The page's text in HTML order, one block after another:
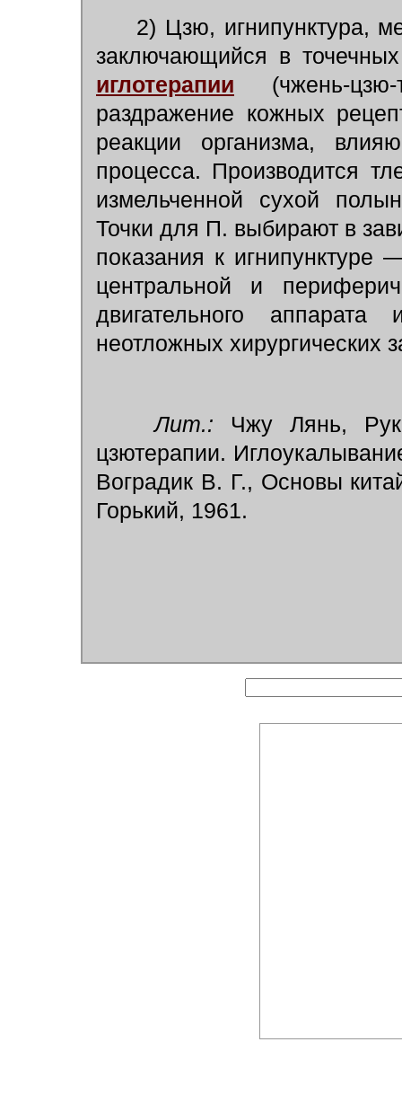
2) Цзю, игнипунктура,
заключающийся в
иглотерапии (чжень-
раздражение кожных
реакции организма,
процесса. Производится
измельченной сухой
Точки для П. выбирают в
показания к
центральной и
двигательного
неотложных хирургических
Лит.: Чжу Лянь,
цзютерапии.
Воградик В. Г., Основы
Горький, 1961.